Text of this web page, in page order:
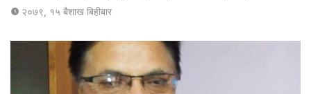
२०७९, १५ बैशाख बिहीबार